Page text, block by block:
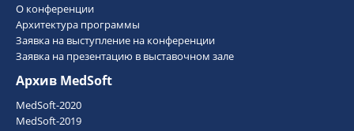
О конференции
Архитектура программы
Заявка на выступление на конференции
Заявка на презентацию в выставочном зале
Архив MedSoft
MedSoft-2020
MedSoft-2019